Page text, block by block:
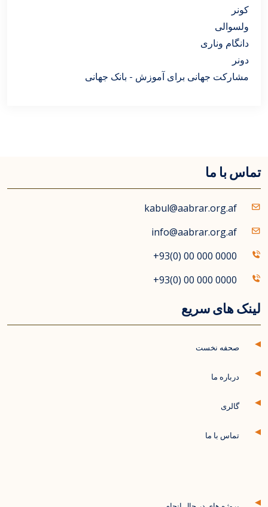
کونر
ولسوالی
دانگام وناری
دونر
مشارکت جهانی برای آموزش - بانک جهانی
تماس با ما
kabul@aabrar.org.af
info@aabrar.org.af
+93(0) 00 000 0000
+93(0) 00 000 0000
لینک های سریع
صحفه نخست
درباره ما
گالری
تماس با ما